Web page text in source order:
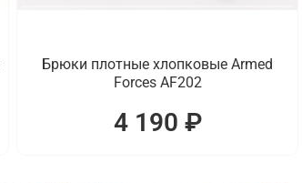
Брюки плотные хлопковые Armed
Forces AF202
4 190 ₽